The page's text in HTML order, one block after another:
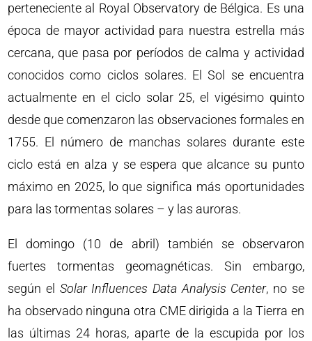
perteneciente al Royal Observatory de Bélgica. Es una
época de mayor actividad para nuestra estrella más
cercana, que pasa por períodos de calma y actividad
conocidos como ciclos solares. El Sol se encuentra
actualmente en el ciclo solar 25, el vigésimo quinto
desde que comenzaron las observaciones formales en
1755. El número de manchas solares durante este
ciclo está en alza y se espera que alcance su punto
máximo en 2025, lo que significa más oportunidades
para las tormentas solares – y las auroras.
El domingo (10 de abril) también se observaron
fuertes tormentas geomagnéticas. Sin embargo,
según el Solar Influences Data Analysis Center, no se
ha observado ninguna otra CME dirigida a la Tierra en
las últimas 24 horas, aparte de la escupida por los